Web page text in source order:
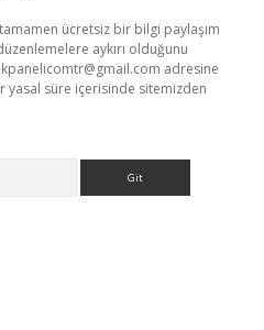
ücretsiz bir bilgi paylaşım
aykırı olduğunu
adresine
süre içerisinde sitemizden